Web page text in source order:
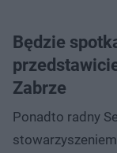
Będzie
Zabrze
Ponadto radny